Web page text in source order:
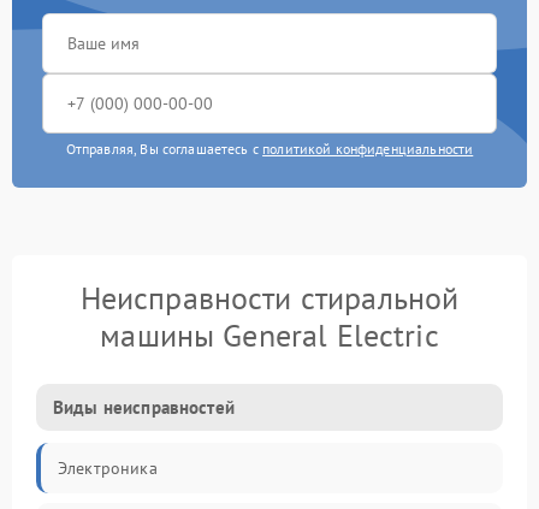
Отправляя, Вы соглашаетесь с политикой конфиденциальности
Неисправности стиральной
машины General Electric
Виды неисправностей
Электроника